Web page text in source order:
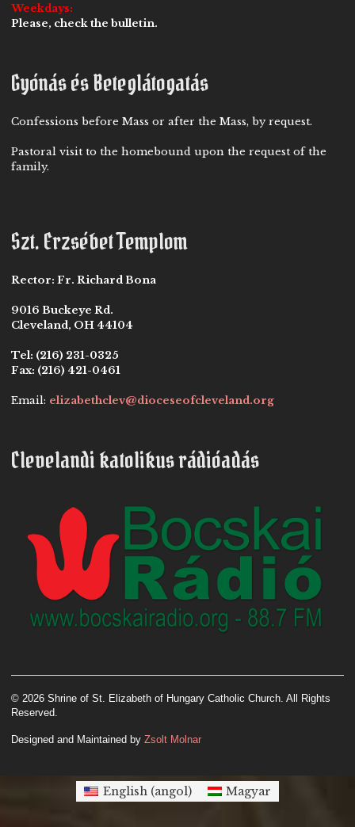
Weekdays:
Please, check the bulletin.
Gyónás és Beteglátogatás
Confessions before Mass or after the Mass, by request.
Pastoral visit to the homebound upon the request of the
family.
Szt. Erzsébet Templom
Rector: Fr. Richard Bona
9016 Buckeye Rd.
Cleveland, OH 44104
Tel: (216) 231-0325
Fax: (216) 421-0461
Email: elizabethclev@dioceseofcleveland.org
Clevelandi katolikus rádióadás
© 2026 Shrine of St. Elizabeth of Hungary Catholic Church. All Rights
Reserved.
Designed and Maintained by Zsolt Molnar
English(angol) Magyar